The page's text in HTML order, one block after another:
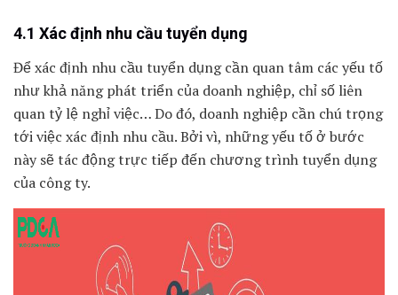
4.1 Xác định nhu cầu tuyển dụng
Để xác định nhu cầu tuyển dụng cần quan tâm các yếu tố
như khả năng phát triển của doanh nghiệp, chỉ số liên
quan tỷ lệ nghỉ việc… Do đó, doanh nghiệp cần chú trọng
tới việc xác định nhu cầu. Bởi vì, những yếu tố ở bước
này sẽ tác động trực tiếp đến chương trình tuyển dụng
của công ty.